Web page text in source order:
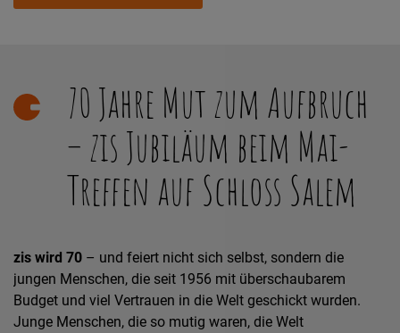
70 Jahre Mut zum Aufbruch
– zis Jubiläum beim Mai-
Treffen auf Schloss Salem
zis wird 70 – und feiert nicht sich selbst, sondern die
jungen Menschen, die seit 1956 mit überschaubarem
Budget und viel Vertrauen in die Welt geschickt wurden.
Junge Menschen, die so mutig waren, die Welt